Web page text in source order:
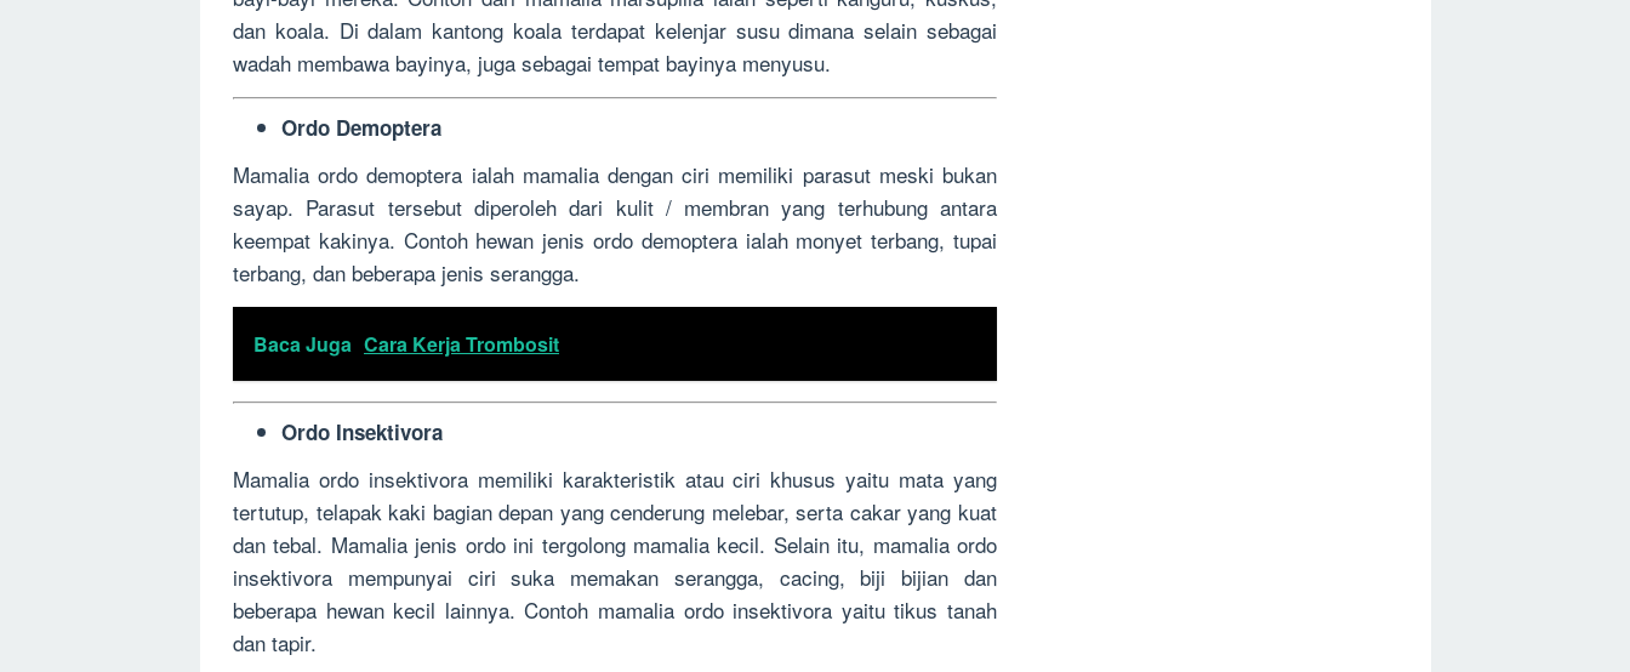
dan koala. Di dalam kantong koala terdapat kelenjar susu dimana selain sebagai
wadah membawa bayinya, juga sebagai tempat bayinya menyusu.
Ordo Demoptera
Mamalia ordo demoptera ialah mamalia dengan ciri memiliki parasut meski bukan
sayap. Parasut tersebut diperoleh dari kulit / membran yang terhubung antara
keempat kakinya. Contoh hewan jenis ordo demoptera ialah monyet terbang, tupai
terbang, dan beberapa jenis serangga.
Baca Juga Cara Kerja Trombosit
Ordo Insektivora
Mamalia ordo insektivora memiliki karakteristik atau ciri khusus yaitu mata yang
tertutup, telapak kaki bagian depan yang cenderung melebar, serta cakar yang kuat
dan tebal. Mamalia jenis ordo ini tergolong mamalia kecil. Selain itu, mamalia ordo
insektivora mempunyai ciri suka memakan serangga, cacing, biji bijian dan
beberapa hewan kecil lainnya. Contoh mamalia ordo insektivora yaitu tikus tanah
dan tapir.